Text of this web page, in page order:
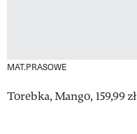
MAT.PRASOWE
Torebka, Mango, 159,99 zł